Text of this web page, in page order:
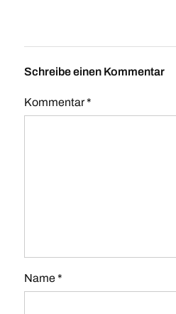
Schreibe einen Kommentar
Kommentar*
Name*